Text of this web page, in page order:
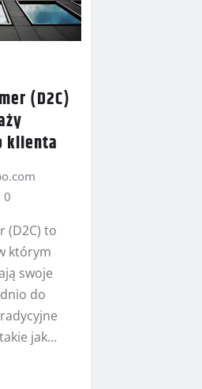
(D2C)
klienta
0
(D2C) to
którym
swoje
do
jak…